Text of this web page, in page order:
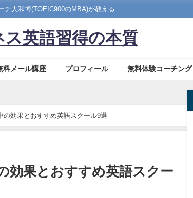
チ大和博(TOEIC900のMBA)が教える
ス英語習得の本質
料メール講座 プロフィール 無料体験コーチング
の効果とおすすめ英語スクール9選
効果とおすすめ英語スクー